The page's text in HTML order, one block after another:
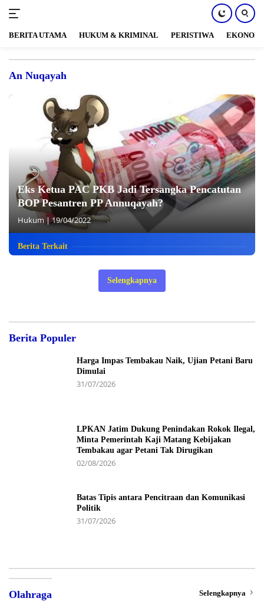
konten
BERITA UTAMA HUKUM & KRIMINAL PERISTIWA EKONOMI
An Nuqayah
Eks Ketua PAC PKB Jadi Tersangka Pencatutan
BOP Pesantren PP Annuqayah?
Hukum |19/04/2022
Berita Terkait
Selengkapnya
Berita Populer
Harga Impas Tembakau Naik, Ujian Petani Baru
Dimulai
31/07/2026
LPKAN Jatim Dukung Penindakan Rokok Ilegal,
Minta Pemerintah Kaji Matang Kebijakan
Tembakau agar Petani Tak Dirugikan
02/08/2026
Batas Tipis antara Pencitraan dan Komunikasi
Politik
31/07/2026
Olahraga Selengkapnya